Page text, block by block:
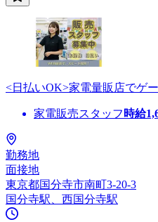
<日払いOK>家電量販店でゲ
家電販売スタッフ 時給
勤務地
面接地
東京都国分寺市南町3-20-3
国分寺駅、西国分寺駅